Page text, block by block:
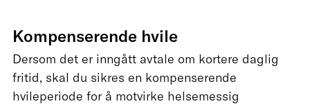
Kompenserende hvile
Dersom det er inngått avtale om kortere daglig
fritid, skal du sikres en kompenserende
hvileperiode for å motvirke helsemessig